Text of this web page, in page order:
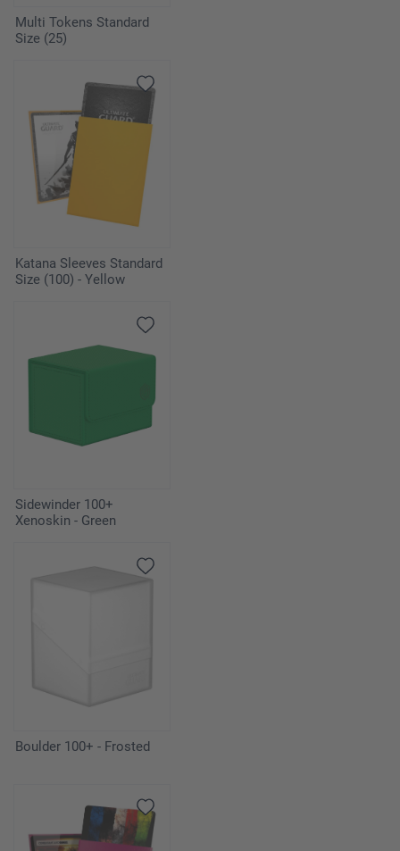
Multi Tokens Standard
Size (25)
Katana Sleeves Standard
Size (100) - Yellow
Sidewinder 100+
Xenoskin - Green
Boulder 100+ - Frosted